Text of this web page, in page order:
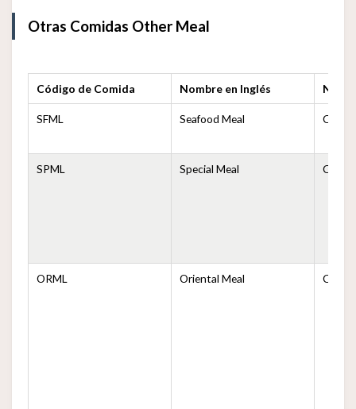
Otras Comidas Other Meal
Código de Comida Nombre en Inglés
SFML Seafood Meal
SPML Special Meal
ORML Oriental Meal